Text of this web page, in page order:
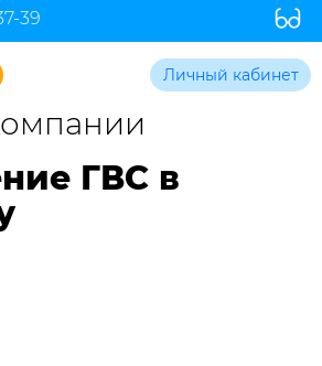
39
Личный кабинет
ГВС в